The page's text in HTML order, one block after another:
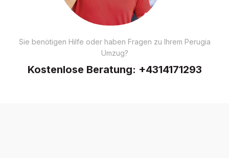
Sie benötigen Hilfe oder haben Fragen zu Ihrem Perugia
Umzug?
Kostenlose Beratung: +4314171293